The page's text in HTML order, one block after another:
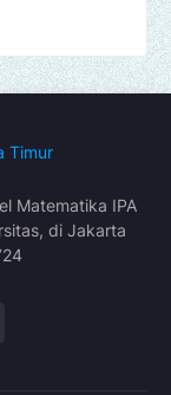
Matematika IPA
di Jakarta